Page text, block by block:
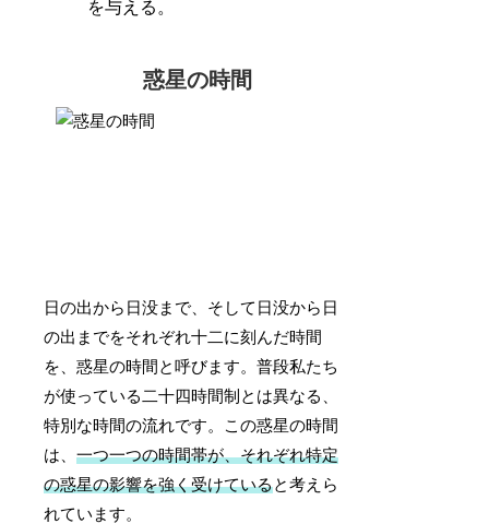
を与える。
惑星の時間
日の出から日没まで、そして日没から日
の出までをそれぞれ十二に刻んだ時間
を、惑星の時間と呼びます。普段私たち
が使っている二十四時間制とは異なる、
特別な時間の流れです。この惑星の時間
は、一つ一つの時間帯が、それぞれ特定
の惑星の影響を強く受けていると考えら
れています。